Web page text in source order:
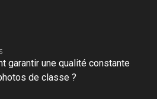
garantir une qualité constante
de classe ?